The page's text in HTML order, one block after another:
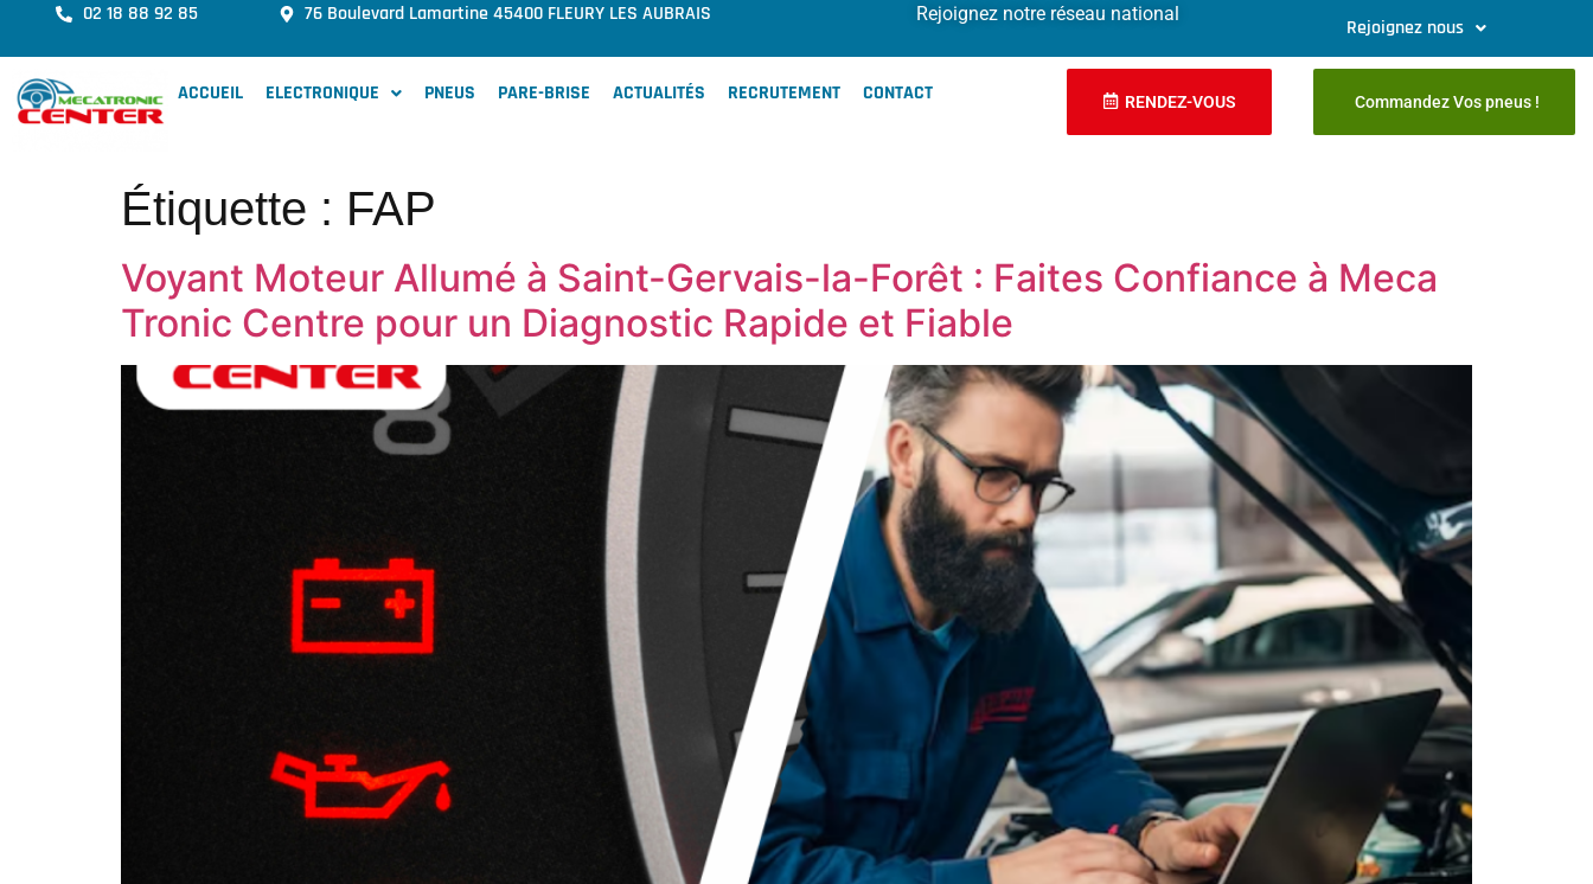
02 18 88 92 85 76 Boulevard Lamartine 45400 FLEURY LES AUBRAIS Rejoignez notre réseau national
Rejoignez nous
ACCUEIL ELECTRONIQUE PNEUS PARE-BRISE ACTUALITÉS RECRUTEMENT CONTACT RENDEZ-VOUS Commandez Vos pneus !
Étiquette : FAP
Voyant Moteur Allumé à Saint-Gervais-la-Forêt : Faites Confiance à Meca
Tronic Centre pour un Diagnostic Rapide et Fiable